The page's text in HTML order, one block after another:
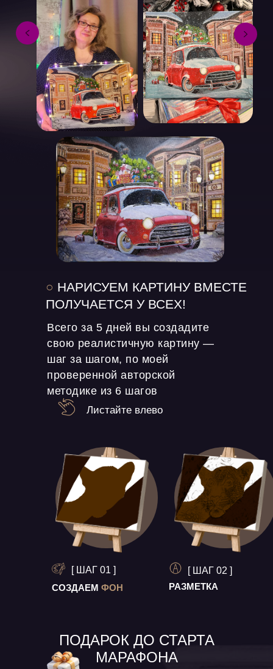
Всего за 5 дней вы создадите
свою реалистичную картину —
шаг за шагом, по моей
проверенной авторской
методике из 6 шагов
○ НАРИСУЕМ КАРТИНУ ВМЕСТЕ
ПОЛУЧАЕТСЯ У ВСЕХ!
Листайте влево
СОЗДАЕМ ФОН
[ ШАГ 01 ]
РАЗМЕТКА
[ ШАГ 02 ]
ПОДАРОК ДО СТАРТА
МАРАФОНА